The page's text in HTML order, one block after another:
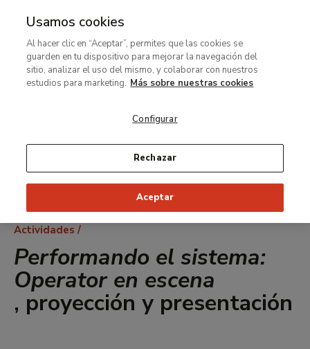
MENÚ
contenido
principal
Ruta
de
navegación
Actividades
Performando el sistema:
Operator en escena
, proyección y presentación
Usamos cookies
Al hacer clic en “Aceptar”, permites que las cookies se
guarden en tu dispositivo para mejorar la navegación del
sitio, analizar el uso del mismo, y colaborar con nuestros
estudios para marketing. Más sobre nuestras cookies
Configurar
Rechazar
Aceptar